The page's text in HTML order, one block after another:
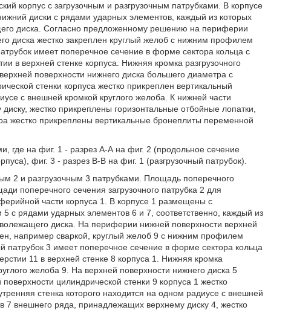
корпус с загрузочным и разгрузочным патрубками. В корпусе
диски с рядами ударных элементов, каждый из которых
диска. Согласно предложенному решению на периферии
диска жестко закреплен круглый желоб с нижним профилем
имеет поперечное сечение в форме сектора кольца с
в верхней стенке корпуса. Нижняя кромка разгрузочного
поверхности нижнего диска большего диаметра с
стенки корпуса жестко прикреплен вертикальный
с внешней кромкой круглого желоба. К нижней части
жестко прикреплены горизонтальные отбойные лопатки,
жестко прикреплены вертикальные бронеплиты переменной
где на фиг. 1 - разрез А-А на фиг. 2 (продольное сечение
фиг. 3 - разрез В-В на фиг. 1 (разгрузочный патрубок).
2 и разгрузочным 3 патрубками. Площадь поперечного
поперечного сечения загрузочного патрубка 2 для
части корпуса 1. В корпусе 1 размещены с
с рядами ударных элементов 6 и 7, соответственно, каждый из
диска. На периферии нижней поверхности верхней
например сваркой, круглый желоб 9 с нижним профилем
патрубок 3 имеет поперечное сечение в форме сектора кольца
11 в верхней стенке 8 корпуса 1. Нижняя кромка
желоба 9. На верхней поверхности нижнего диска 5
цилиндрической стенки 9 корпуса 1 жестко
стенка которого находится на одном радиусе с внешней
7 внешнего ряда, принадлежащих верхнему диску 4, жестко